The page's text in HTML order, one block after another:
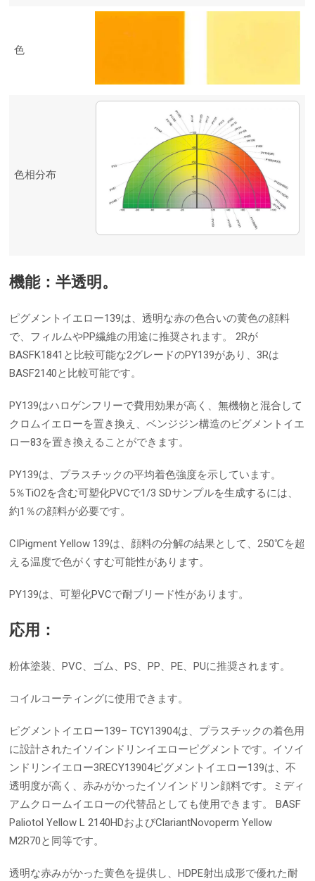
色
色相分布
機能：半透明。
ピグメントイエロー139は、透明な赤の色合いの黄色の顔料
で、フィルムやPP繊維の用途に推奨されます。 2Rが
BASFK1841と比較可能な2グレードのPY139があり、3Rは
BASF2140と比較可能です。
PY139はハロゲンフリーで費用効果が高く、無機物と混合して
クロムイエローを置き換え、ベンジジン構造のピグメントイエ
ロー83を置き換えることができます。
PY139は、プラスチックの平均着色強度を示しています。
5％TiO2を含む可塑化PVCで1/3 SDサンプルを生成するには、
約1％の顔料が必要です。
CIPigment Yellow 139は、顔料の分解の結果として、250℃を超
える温度で色がくすむ可能性があります。
PY139は、可塑化PVCで耐ブリード性があります。
応用：
粉体塗装、PVC、ゴム、PS、PP、PE、PUに推奨されます。
コイルコーティングに使用できます。
ピグメントイエロー139– TCY13904は、プラスチックの着色用
に設計されたイソインドリンイエローピグメントです。イソイ
ンドリンイエロー3RECY13904ピグメントイエロー139は、不
透明度が高く、赤みがかったイソインドリン顔料です。ミディ
アムクロームイエローの代替品としても使用できます。 BASF
Paliotol Yellow L 2140HDおよびClariantNovoperm Yellow
M2R70と同等です。
透明な赤みがかった黄色を提供し、HDPE射出成形で優れた耐